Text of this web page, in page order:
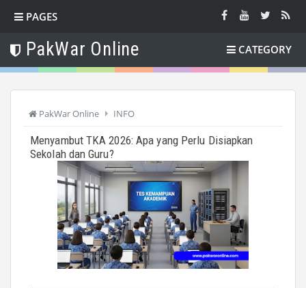
PAGES
PakWar Online CATEGORY
PakWar Online INFO
Menyambut TKA 2026: Apa yang Perlu Disiapkan
Sekolah dan Guru?